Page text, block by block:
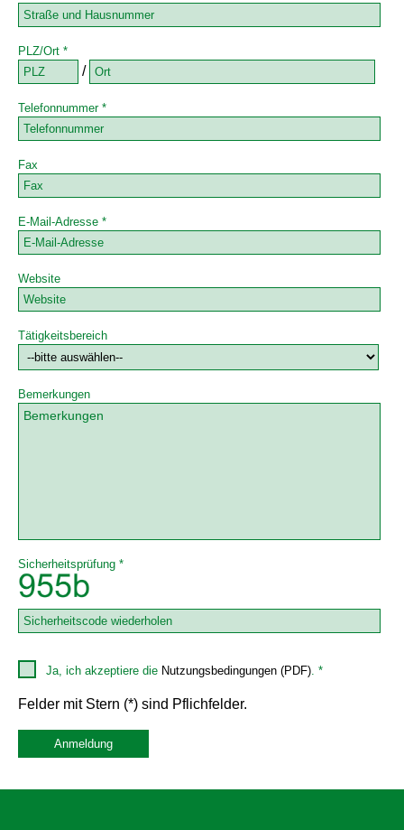
PLZ/Ort *
/
Telefonnummer *
Fax
E-Mail-Adresse *
Website
Tätigkeitsbereich
Bemerkungen
Sicherheitsprüfung *
Ja, ich akzeptiere die Nutzungsbedingungen (PDF). *
Felder mit Stern (*) sind Pflichfelder.
Anmeldung